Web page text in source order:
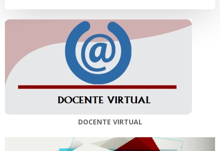
DOCENTE VIRTUAL